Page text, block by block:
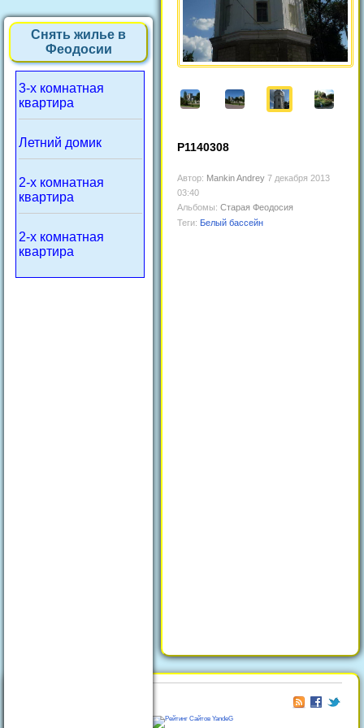
Снять жилье в
Феодосии
3-х комнатная
квартира
Летний домик
2-х комнатная
квартира
2-х комнатная
квартира
P1140308
Автор: Mankin Andrey 7 декабря 2013
03:40
Альбомы: Старая Феодосия
Теги: Белый бассейн